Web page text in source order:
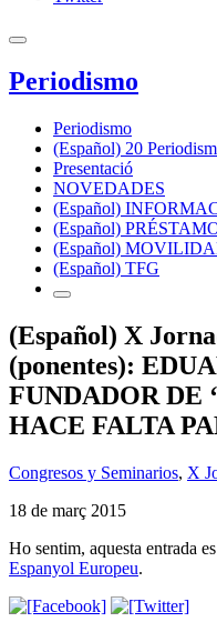
Periodismo
Periodismo
(Español) 20
Presentació
NOVEDADES
(Español)
(Español)
(Español)
(Español) TFG
(Español) X
(ponentes):
FUNDADOR DE
HACE FALTA
Congresos y Seminarios, X
18 de març 2015
Ho sentim, aquesta entrada
Espanyol Europeu.